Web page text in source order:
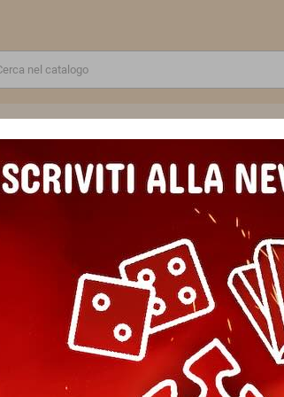
SCUOLA E TEMPO LIBERO
DELL'ALVEARE Tyranid 3 miniature
GUARDIE
Marca
Riferimento
In magazzino
1
EAN13